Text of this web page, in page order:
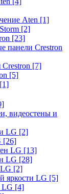
Aten [1]
[2]
[23]
панели Crestron
[7]
[5]
[1]
видеостены и
LG [2]
[26]
LG [13]
LG [28]
[2]
яркости LG [5]
LG [4]